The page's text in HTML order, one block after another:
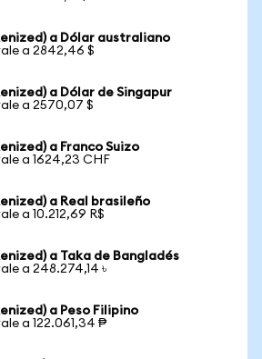
a Dólar australiano
a 2842,46 $
a Dólar de Singapur
a 2570,07 $
a Franco Suizo
a 1624,23 CHF
a Real brasileño
a 10.212,69 R$
a Taka de Bangladés
a 248.274,14 ৳
a Peso Filipino
a 122.061,34 ₱